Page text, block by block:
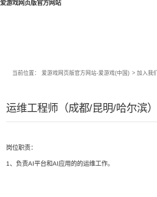
爱游戏网页版官方网站
当前位置： 爱游戏网页版官方网站-爱游戏(中国) > 加入我们
运维工程师（成都/昆明/哈尔滨）
岗位职责：
1、负责AI平台和AI应用的的运维工作。